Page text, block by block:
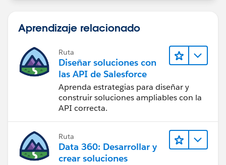
Aprendizaje relacionado
Ruta
Diseñar soluciones con
las API de Salesforce
Aprenda estrategias para diseñar y
construir soluciones ampliables con la
API correcta.
Ruta
Data 360: Desarrollar y
crear soluciones